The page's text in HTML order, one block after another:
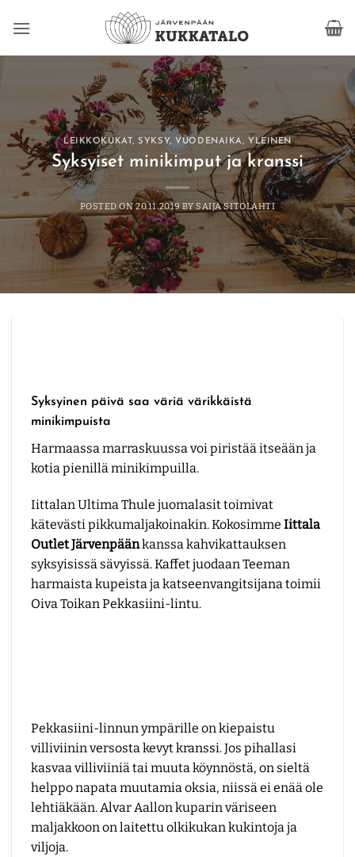
LEIKKOKUKAT,SYKSY, VUODENAIKA, YLEINEN
Syksyiset minikimput ja kranssi
POSTED ON20.11.2019BYSAIJA SITOLAHTI
Syksyinen päivä saa väriä värikkäistä
minikimpuista
Harmaassa marraskuussa voi piristää itseään ja
kotia pienillä minikimpuilla.
Iittalan Ultima Thule juomalasit toimivat
kätevästi pikkumaljakoinakin. Kokosimme Iittala
Outlet Järvenpäänkanssa kahvikattauksen
syksyisissä sävyissä. Kaffet juodaan Teeman
harmaista kupeista ja katseenvangitsijana toimii
Oiva Toikan Pekkasiini-lintu.
Pekkasiini-linnun ympärille on kiepaistu
villiviinin versosta kevyt kranssi. Jos pihallasi
kasvaa villiviiniä tai muuta köynnöstä, on sieltä
helppo napata muutamia oksia, niissä ei enää ole
lehtiäkään. Alvar Aallon kuparin väriseen
maljakkoon on laitettu olkikukan kukintoja ja
viljoja.